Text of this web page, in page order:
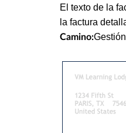
El texto de la
la factura
Camino: